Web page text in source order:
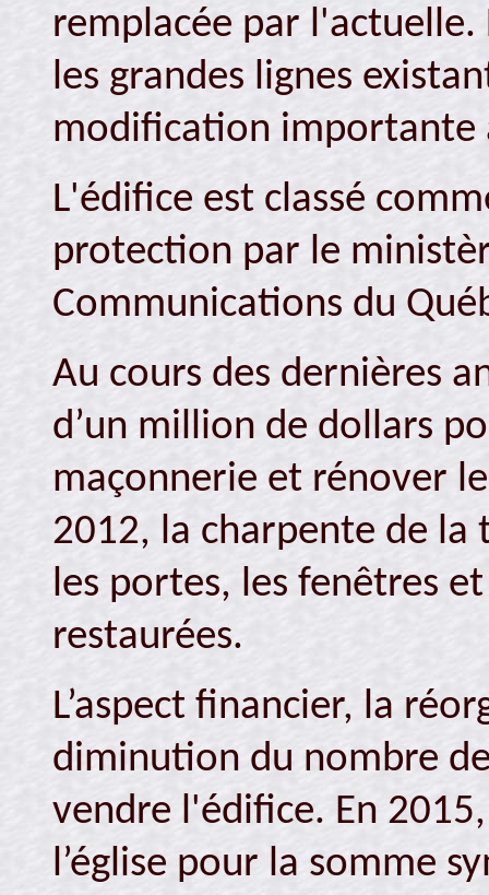
remplacée par
les grandes lignes
modification importante
L'édifice est classé
protection par le
Communications du
Au cours des dernières
d’un million de dollars
maçonnerie et rénover
2012, la charpente de
les portes, les fenêtres
restaurées.
L’aspect financier, la
diminution du nombre
vendre l'édifice. En
l’église pour la somme